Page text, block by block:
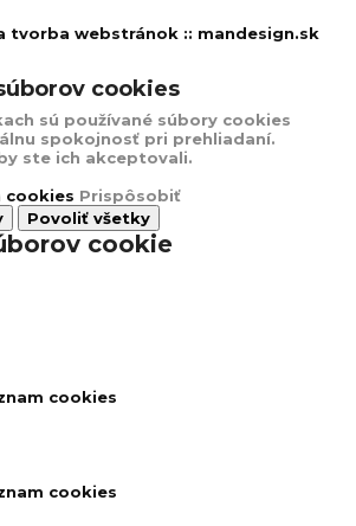
cookies
sú používané súbory cookies
spokojnosť pri prehliadaní.
ste ich akceptovali.
cookies Prispôsobiť
Povoliť všetky
cookie
cookies
cookies